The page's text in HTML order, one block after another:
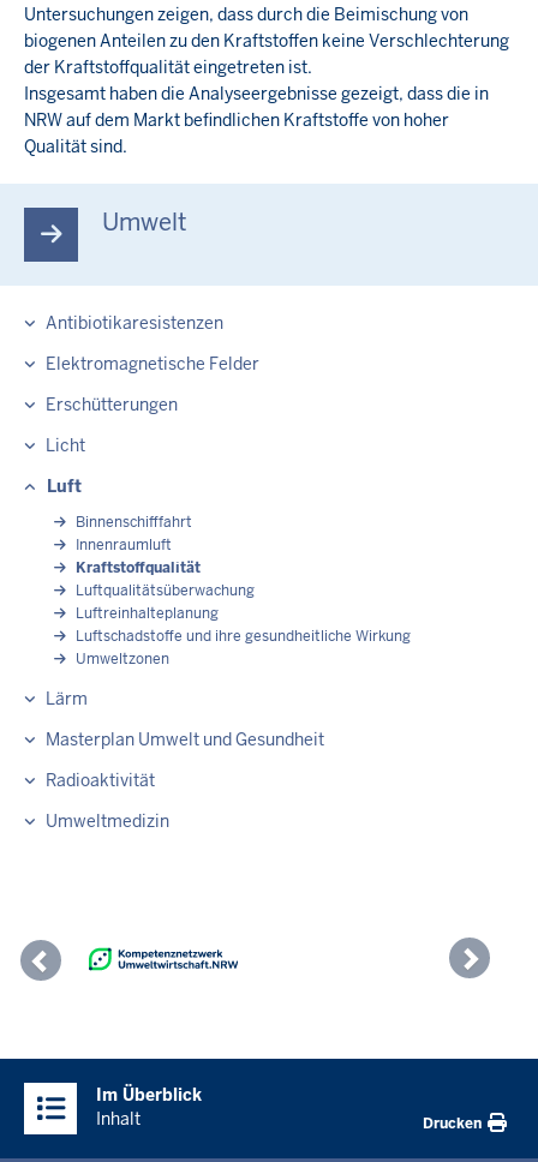
Untersuchungen zeigen, dass durch die Beimischung von
biogenen Anteilen zu den Kraftstoffen keine Verschlechterung
der Kraftstoffqualität eingetreten ist.
Insgesamt haben die Analyseergebnisse gezeigt, dass die in
NRW auf dem Markt befindlichen Kraftstoffe von hoher
Qualität sind.
Umwelt
Antibiotikaresistenzen
Elektromagnetische Felder
Erschütterungen
Licht
Luft
Binnenschifffahrt
Innenraumluft
Kraftstoffqualität
Luftqualitätsüberwachung
Luftreinhalteplanung
Luftschadstoffe und ihre gesundheitliche Wirkung
Umweltzonen
Lärm
Masterplan Umwelt und Gesundheit
Radioaktivität
Umweltmedizin
Previous
Inhalte
Im Überblick
Inhalt
Drucken